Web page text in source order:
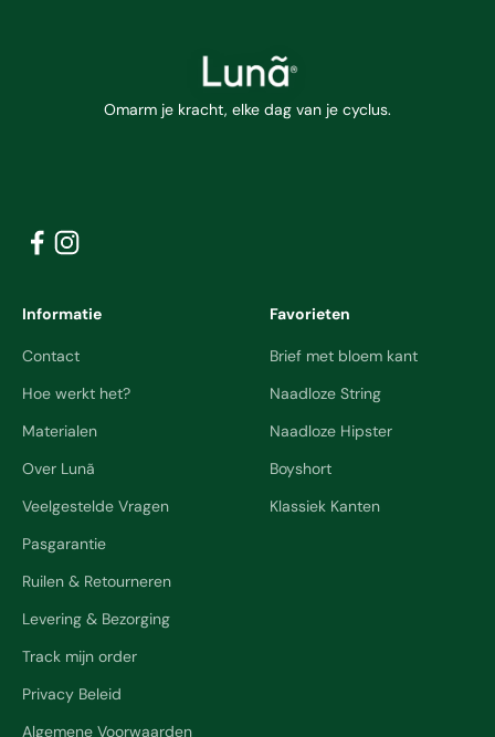
Omarm je kracht, elke dag van je cyclus.
Informatie
Contact
Hoe werkt het?
Materialen
Over Lunã
Veelgestelde Vragen
Pasgarantie
Ruilen & Retourneren
Levering & Bezorging
Track mijn order
Privacy Beleid
Algemene Voorwaarden
Favorieten
Brief met bloem kant
Naadloze String
Naadloze Hipster
Boyshort
Klassiek Kanten